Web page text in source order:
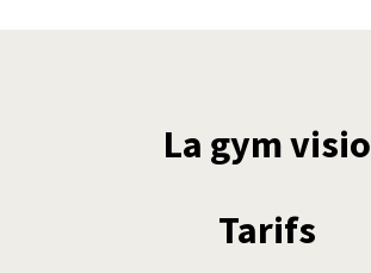
La gym visio
Tarifs